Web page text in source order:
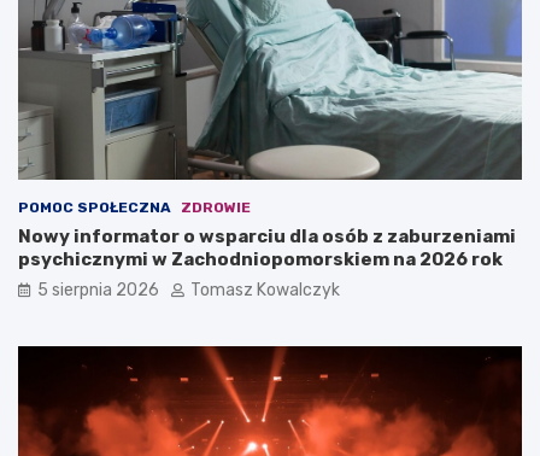
POMOC SPOŁECZNA ZDROWIE
Nowy informator o wsparciu dla osób z zaburzeniami
psychicznymi w Zachodniopomorskiem na 2026 rok
5 sierpnia 2026 Tomasz Kowalczyk